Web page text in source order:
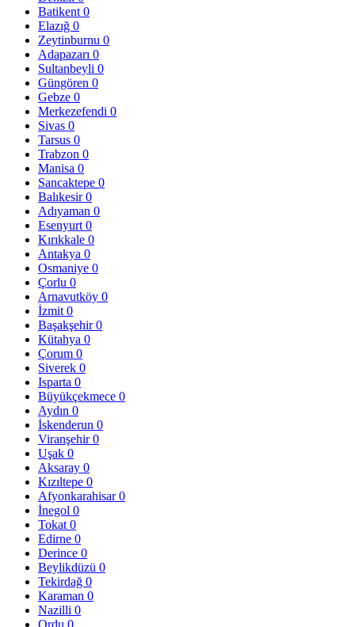
Batikent 0
Elazığ 0
Zeytinburnu 0
Adapazarı 0
Sultanbeyli 0
Güngören 0
Gebze 0
Merkezefendi 0
Sivas 0
Tarsus 0
Trabzon 0
Manisa 0
Sancaktepe 0
Balıkesir0
Adıyaman 0
Esenyurt 0
Kırıkkale 0
Antakya 0
Osmaniye 0
Çorlu 0
Arnavutköy 0
İzmit 0
Başakşehir0
Kütahya 0
Çorum 0
Siverek 0
Isparta 0
Büyükçekmece 0
Aydın 0
İskenderun 0
Viranşehir0
Uşak 0
Aksaray 0
Kızıltepe 0
Afyonkarahisar0
İnegol 0
Tokat 0
Edirne 0
Derince 0
Beylikdüzü 0
Tekirdağ 0
Karaman 0
Nazilli 0
Ordu 0